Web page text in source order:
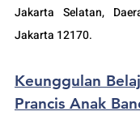
Jakarta Selatan,
Jakarta 12170.
Keunggulan
Prancis Anak